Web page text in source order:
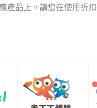
產品上。請您在使用折